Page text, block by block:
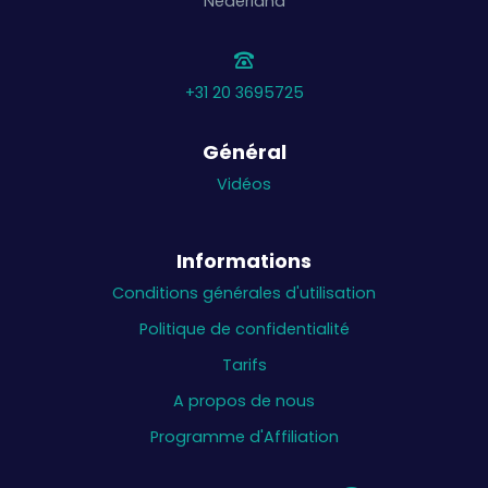
Au signal de l'entraîneur, le côté qui attrape
(dans un nombre impair d'équipes, la plus
automatiquement une situation de
+31 20 3695725
Général
Vidéos
Informations
Conditions générales d'utilisation
Politique de confidentialité
Tarifs
A propos de nous
Programme d'Affiliation